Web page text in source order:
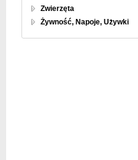
Zwierzęta
Żywność, Napoje, Używki